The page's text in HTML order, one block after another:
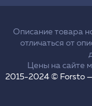
Описание товара
отличаться от
Цены на сайте
2015-2024 © Forsto —